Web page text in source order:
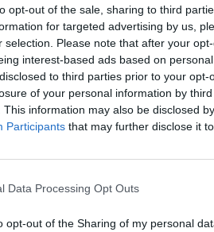
opt-out of the sale, sharing to third
for targeted advertising by us,
selection. Please note that after your
interest-based ads based on
to third parties prior to your
of your personal information by
This information may also be disclosed
Participants that may further disclose it
Data Processing Opt Outs
opt-out of the Sharing of my personal
27, nel rione Prati.
erano le 16,10 quando due
parlavano con
nel locale per mettere a
accertamenti effettuati
i banditi sono entrati, un
parente del proprietario, ha
aggredendo i malviventi.
che però gli è costato un
del call center. L'uomo è
Trump, Meloni e